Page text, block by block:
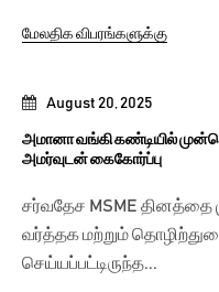
August 20, 2025
அமானா வங்கி கண்டியில்
அமர்வுடன் கைகோர்ப்பு
சர்வதேச MSME தினத்தை
வர்த்தக மற்றும்
செய்யப்பட்டிருந்த...
மேலதிக விபரங்களுக்கு